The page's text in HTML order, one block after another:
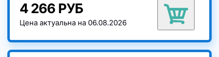
4 266 РУБ
Цена актуальна на 06.08.2026